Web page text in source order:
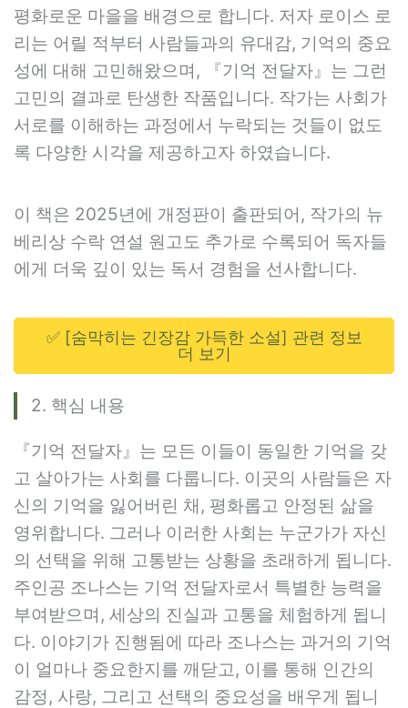
평화로운 마을을 배경으로 합니다. 저자 로이스 로
리는 어릴 적부터 사람들과의 유대감, 기억의 중요
성에 대해 고민해왔으며, 『기억 전달자』는 그런
고민의 결과로 탄생한 작품입니다. 작가는 사회가
서로를 이해하는 과정에서 누락되는 것들이 없도
록 다양한 시각을 제공하고자 하였습니다.
이 책은 2025년에 개정판이 출판되어, 작가의 뉴
베리상 수락 연설 원고도 추가로 수록되어 독자들
에게 더욱 깊이 있는 독서 경험을 선사합니다.
✅ [숨막히는 긴장감 가득한 소설] 관련 정보
더 보기
2. 핵심 내용
『기억 전달자』는 모든 이들이 동일한 기억을 갖
고 살아가는 사회를 다룹니다. 이곳의 사람들은 자
신의 기억을 잃어버린 채, 평화롭고 안정된 삶을
영위합니다. 그러나 이러한 사회는 누군가가 자신
의 선택을 위해 고통받는 상황을 초래하게 됩니다.
주인공 조나스는 기억 전달자로서 특별한 능력을
부여받으며, 세상의 진실과 고통을 체험하게 됩니
다. 이야기가 진행됨에 따라 조나스는 과거의 기억
이 얼마나 중요한지를 깨닫고, 이를 통해 인간의
감정, 사랑, 그리고 선택의 중요성을 배우게 됩니